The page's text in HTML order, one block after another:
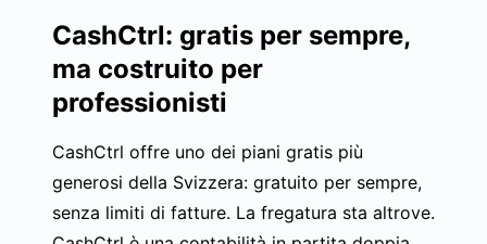
CashCtrl: gratis per sempre,
ma costruito per
professionisti
CashCtrl offre uno dei piani gratis più
generosi della Svizzera: gratuito per sempre,
senza limiti di fatture. La fregatura sta altrove.